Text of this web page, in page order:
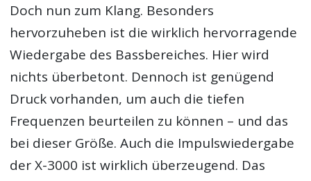
Doch nun zum Klang. Besonders
hervorzuheben ist die wirklich hervorragende
Wiedergabe des Bassbereiches. Hier wird
nichts überbetont. Dennoch ist genügend
Druck vorhanden, um auch die tiefen
Frequenzen beurteilen zu können – und das
bei dieser Größe. Auch die Impulswiedergabe
der X-3000 ist wirklich überzeugend. Das